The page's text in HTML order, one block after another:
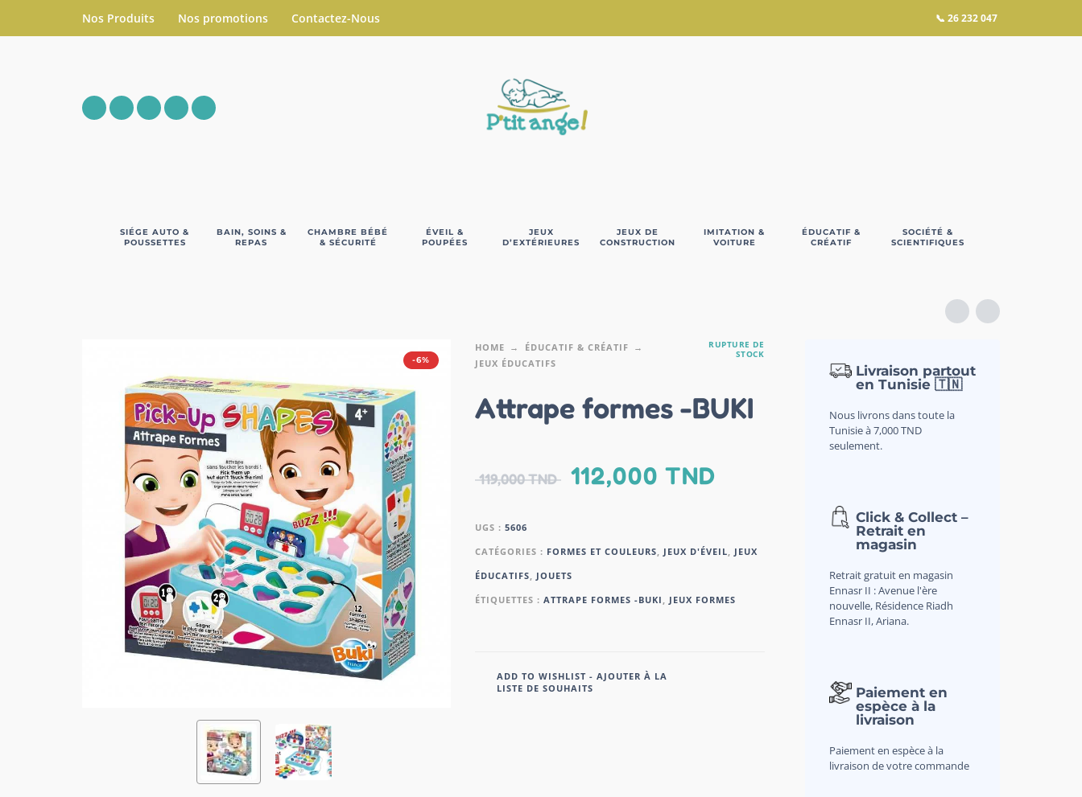
Nos Produits Nos promotions Contactez-Nous 📞 26 232 047
SIÉGE AUTO &
POUSSETTES
BAIN, SOINS &
REPAS
CHAMBRE BÉBÉ
& SÉCURITÉ
ÉVEIL &
POUPÉES
JEUX
D’EXTÉRIEURES
JEUX DE
CONSTRUCTION
IMITATION &
VOITURE
ÉDUCATIF &
CRÉATIF
SOCIÉTÉ &
SCIENTIFIQUES
-6%
HOME
ÉDUCATIF & CRÉATIF
JEUX ÉDUCATIFS
RUPTURE DE
STOCK
Attrape formes -BUKI
119,000TND 112,000 TND
UGS : 5606
CATÉGORIES : FORMES ET COULEURS, JEUX D'ÉVEIL, JEUX
ÉDUCATIFS, JOUETS
ÉTIQUETTES : ATTRAPE FORMES -BUKI , JEUX FORMES
ADD TO WISHLIST - AJOUTER À LA
LISTE DE SOUHAITS
Livraison partout
en Tunisie 🇹🇳
Nous livrons dans toute la
Tunisie à 7,000 TND
seulement.
Click & Collect –
Retrait en
magasin
Retrait gratuit en magasin
Ennasr II : Avenue l'ère
nouvelle, Résidence Riadh
Ennasr II, Ariana.
Paiement en
espèce à la
livraison
Paiement en espèce à la
livraison de votre commande